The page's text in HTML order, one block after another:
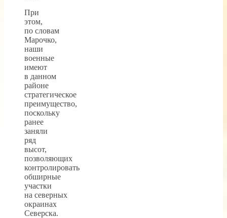
При
этом,
по словам
Марочко,
наши
военные
имеют
в данном
районе
стратегическое
преимущество,
поскольку
ранее
заняли
ряд
высот,
позволяющих
контролировать
обширные
участки
на северных
окраинах
Северска.